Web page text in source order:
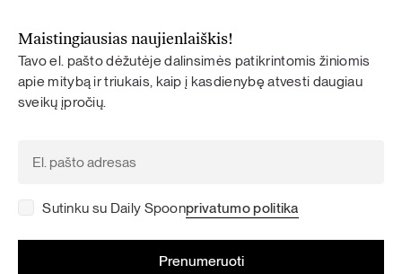
Maistingiausias naujienlaiškis!
Tavo el. pašto dėžutėje dalinsimės patikrintomis žiniomis
apie mitybą ir triukais, kaip į kasdienybę atvesti daugiau
sveikų įpročių.
Sutinku su Daily Spoonprivatumo politika